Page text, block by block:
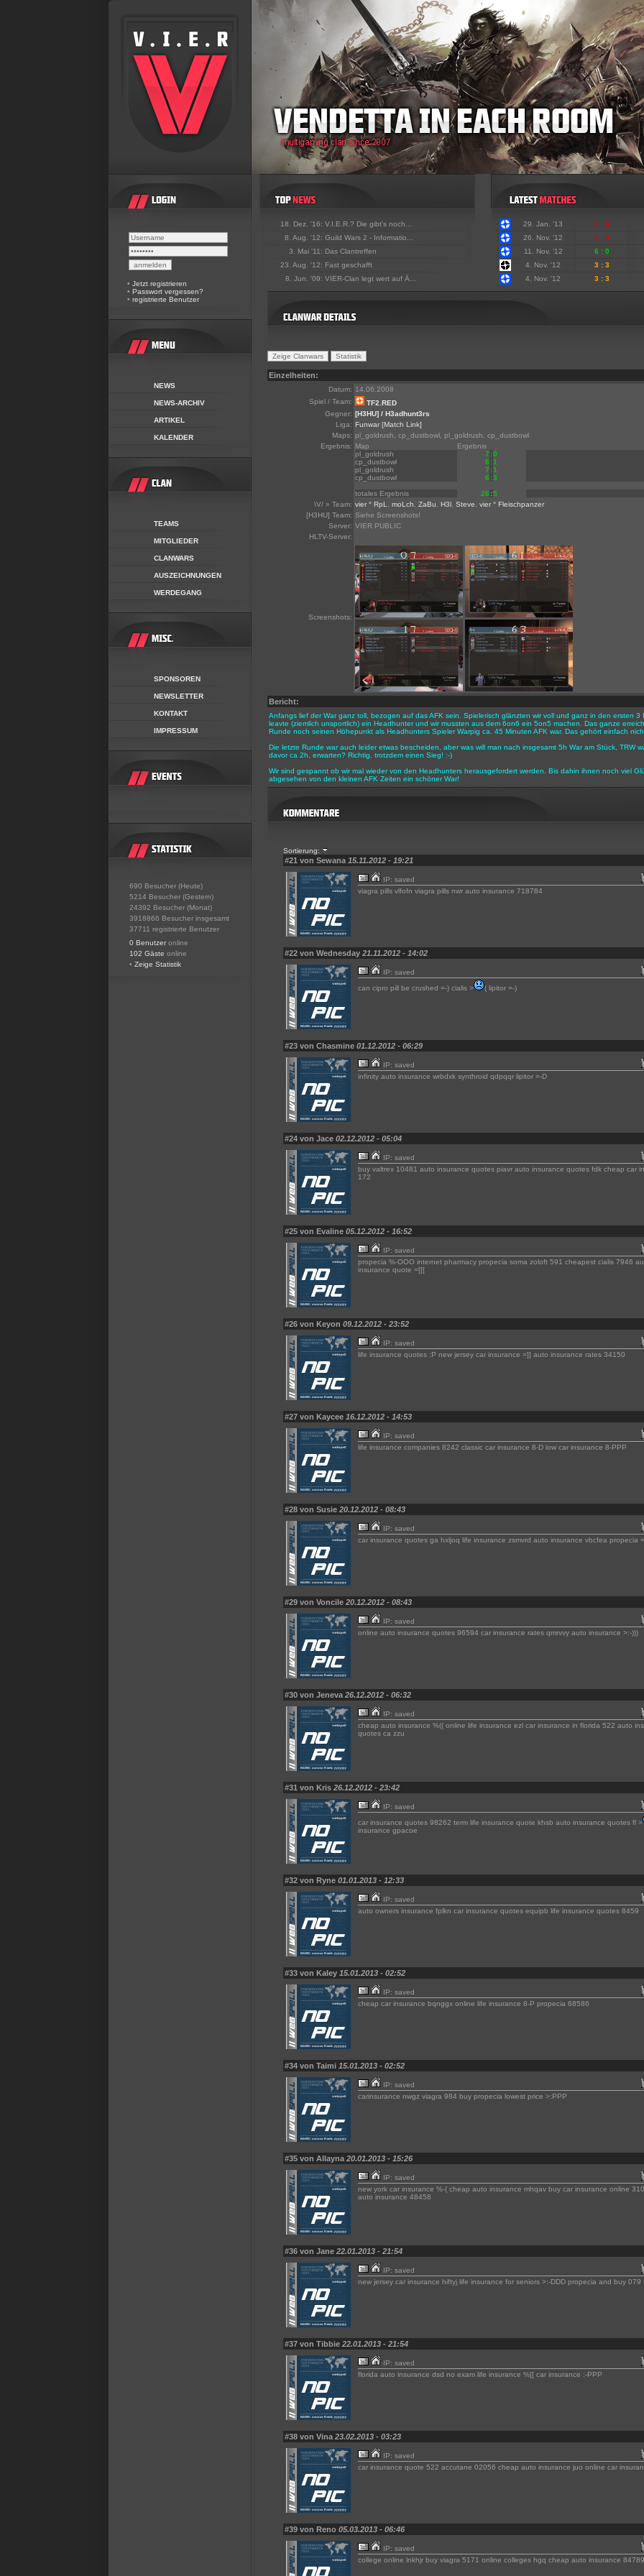
• Jetzt registrieren
• Passwort vergessen?
• registrierte Benutzer
NEWS
NEWS-ARCHIV
ARTIKEL
KALENDER
TEAMS
MITGLIEDER
CLANWARS
AUSZEICHNUNGEN
WERDEGANG
SPONSOREN
NEWSLETTER
KONTAKT
IMPRESSUM
690 Besucher (Heute)
5214 Besucher (Gestern)
24392 Besucher (Monat)
3918866 Besucher insgesamt
37711 registrierte Benutzer
0 Benutzer online
102 Gäste online
• Zeige Statistik
18. Dez. '16: V.I.E.R.? Die gibt's noch...
8. Aug. '12: Guild Wars 2 - Informatio...
3. Mai '11: Das Clantreffen
23. Aug. '12: Fast geschafft
8. Jun. '09: VIER-Clan legt wert auf Ä...
29. Jan. '13
0 : 6
26. Nov. '12
0 : 3
11. Nov. '12
6 : 0
4. Nov. '12
3 : 3
4. Nov. '12
3 : 3
Einzelheiten:
Datum: 14.06.2008
Spiel / Team:
TF2.RED
Gegner: [H3HU] / H3adhunt3rs
Liga: Funwar [Match Link]
Maps: pl_goldrush, cp_dustbowl, pl_goldrush, cp_dustbowl
Ergebnis: Map
Ergebnis
pl_goldrush
7 :0
cp_dustbowl
6 :1
pl_goldrush
7 :1
cp_dustbowl
6 :3
totales Ergebnis
26 :5
\V/ » Team: vier ° RpL moLch ZaBu H3l Steve
vier ° Fleischpanzer
[H3HU] Team: Siehe Screenshots!
Server: VIER PUBLIC
HLTV-Server:
Screenshots:
Bericht:
Anfangs lief der War ganz toll, bezogen auf das AFK sein. Spielerisch glänzten wir voll und ganz in den ersten 3
leavte (ziemlich unsportlich) ein Headhunter und wir mussten aus dem 6on6 ein 5on5 machen. Das ganze
Runde noch seinen Höhepunkt als Headhunters Spieler Warpig ca. 45 Minuten AFK war. Das gehört einfach
Die letzte Runde war auch leider etwas bescheiden, aber was will man nach insgesamt 5h War am Stück, TRW
davor ca 2h, erwarten? Richtig, trotzdem einen Sieg! :-)
Wir sind gespannt ob wir mal wieder von den Headhunters herausgefordert werden. Bis dahin ihnen noch viel
abgesehen von den kleinen AFK Zeiten ein schöner War!
Sortierung:
#21 von Sewana 15.11.2012 - 19:21
IP: saved
viagra pills vlfofn viagra pills nwr auto insurance 718784
#22 von Wednesday 21.11.2012 - 14:02
IP: saved
can cipro pill be crushed =-) cialis >
( lipitor =-)
#23 von Chasmine 01.12.2012 - 06:29
IP: saved
infinity auto insurance wrbdxk synthroid qdpqqr lipitor =-D
#24 von Jace 02.12.2012 - 05:04
IP: saved
buy valtrex 10481 auto insurance quotes piavr auto insurance quotes fdk cheap car
172
#25 von Evaline 05.12.2012 - 16:52
IP: saved
propecia %-OOO internet pharmacy propecia soma zoloft 591 cheapest cialis 7946
insurance quote =[[[
#26 von Keyon 09.12.2012 - 23:52
IP: saved
life insurance quotes :P new jersey car insurance =]] auto insurance rates 34150
#27 von Kaycee 16.12.2012 - 14:53
IP: saved
life insurance companies 8242 classic car insurance 8-D low car insurance 8-PPP
#28 von Susie 20.12.2012 - 08:43
IP: saved
car insurance quotes ga hxljoq life insurance zsmvrd auto insurance vbcfea propecia
#29 von Voncile 20.12.2012 - 08:43
IP: saved
online auto insurance quotes 96594 car insurance rates qmrvvy auto insurance >:-)))
#30 von Jeneva 26.12.2012 - 06:32
IP: saved
cheap auto insurance %(( online life insurance ezl car insurance in florida 522 auto
quotes ca zzu
#31 von Kris 26.12.2012 - 23:42
IP: saved
car insurance quotes 98262 term life insurance quote khsb auto insurance quotes fl >
insurance gpacoe
#32 von Ryne 01.01.2013 - 12:33
IP: saved
auto owners insurance fplkn car insurance quotes equipb life insurance quotes 8459
#33 von Kaley 15.01.2013 - 02:52
IP: saved
cheap car insurance bqnggx online life insurance 8-P propecia 68586
#34 von Taimi 15.01.2013 - 02:52
IP: saved
carinsurance nwgz viagra 984 buy propecia lowest price >:PPP
#35 von Allayna 20.01.2013 - 15:26
IP: saved
new york car insurance %-( cheap auto insurance mhqav buy car insurance online
auto insurance 48458
#36 von Jane 22.01.2013 - 21:54
IP: saved
new jersey car insurance hiftyj life insurance for seniors >:-DDD propecia and buy 079
#37 von Tibbie 22.01.2013 - 21:54
IP: saved
florida auto insurance dsd no exam life insurance %[[ car insurance :-PPP
#38 von Vina 23.02.2013 - 03:23
IP: saved
car insurance quote 522 accutane 02056 cheap auto insurance juo online car
#39 von Reno 05.03.2013 - 06:46
IP: saved
college online lnkhjr buy viagra 5171 online colleges hgq cheap auto insurance